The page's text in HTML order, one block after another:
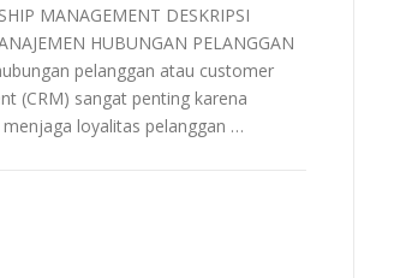
MANAGEMENT DESKRIPSI
HUBUNGAN PELANGGAN
pelanggan atau customer
(CRM) sangat penting karena
loyalitas pelanggan …